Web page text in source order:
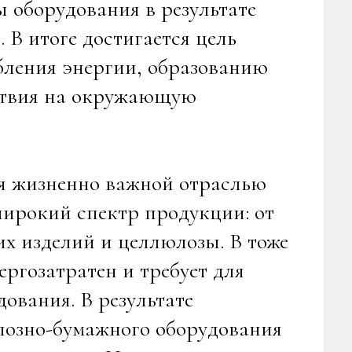
в результате
итоге достигается цель
энергии, образованию
на окружающую
жизненно важной отраслью
спектр продукции: от
изделий и целлюлозы. В тоже
и требует для
В результате
бумажного оборудования